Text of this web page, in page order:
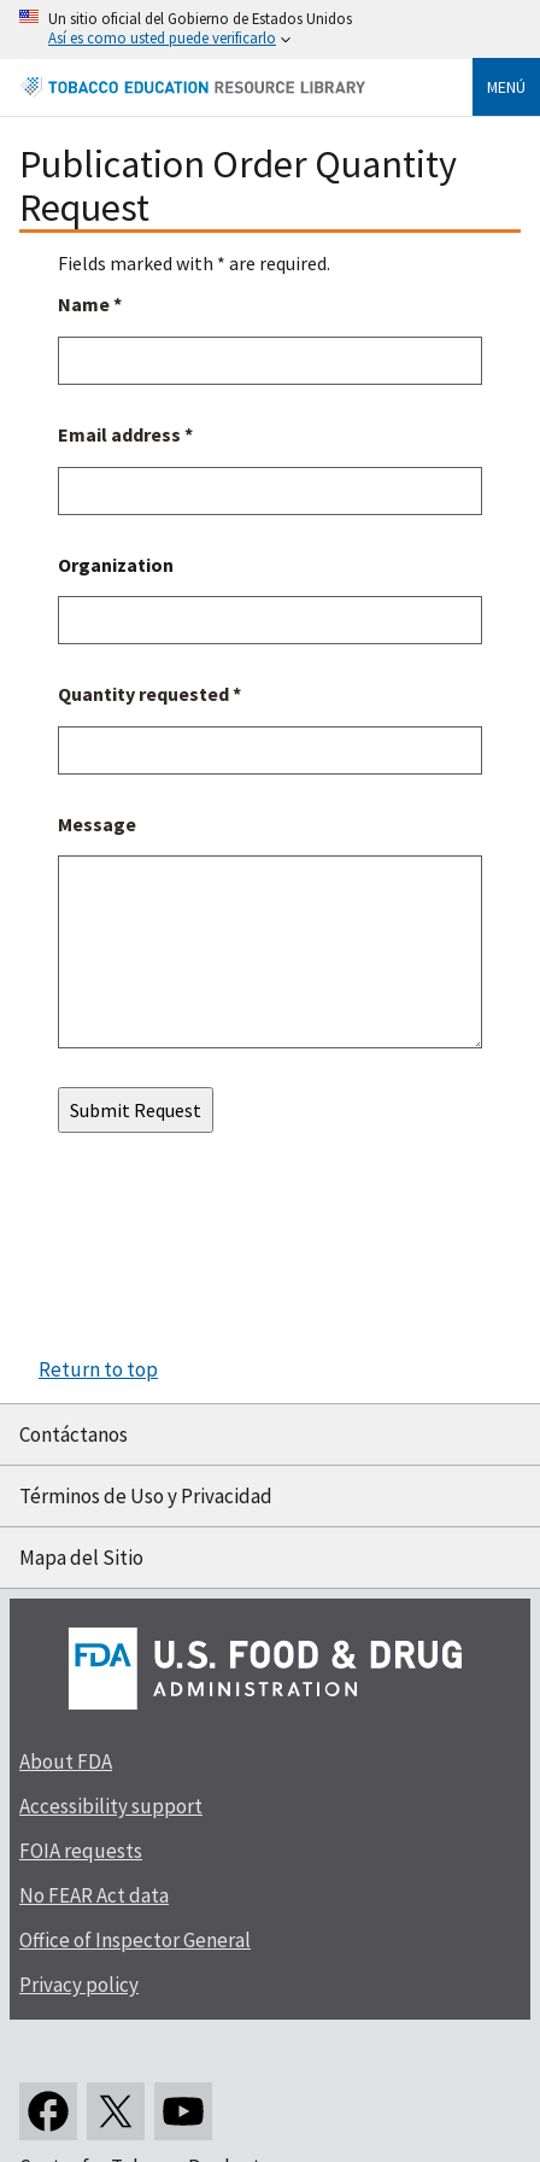
Un sitio oficial del Gobierno de Estados Unidos
Así es como usted puede verificarlo
MENÚ
Publication Order Quantity
Request
Fields marked with * are required.
Name *
Email address *
Organization
Quantity requested *
Message
Return to top
Contáctanos
Términos de Uso y Privacidad
Mapa del Sitio
About FDA
Accessibility support
FOIA requests
No FEAR Act data
Office of Inspector General
Privacy policy